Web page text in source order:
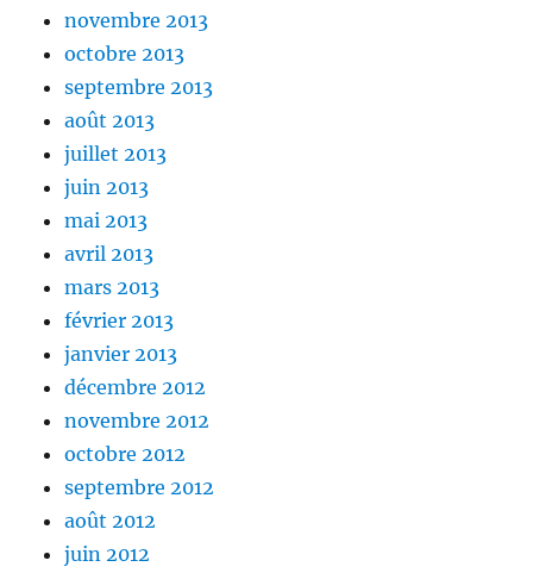
novembre 2013
octobre 2013
septembre 2013
août 2013
juillet 2013
juin 2013
mai 2013
avril 2013
mars 2013
février 2013
janvier 2013
décembre 2012
novembre 2012
octobre 2012
septembre 2012
août 2012
juin 2012